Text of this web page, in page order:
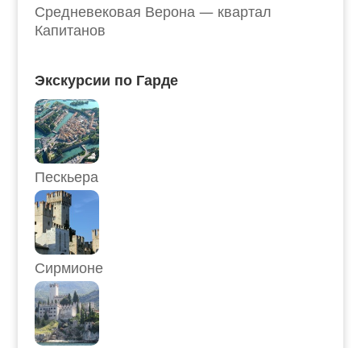
Средневековая Верона — квартал
Капитанов
Экскурсии по Гарде
Пескьера
Сирмионе